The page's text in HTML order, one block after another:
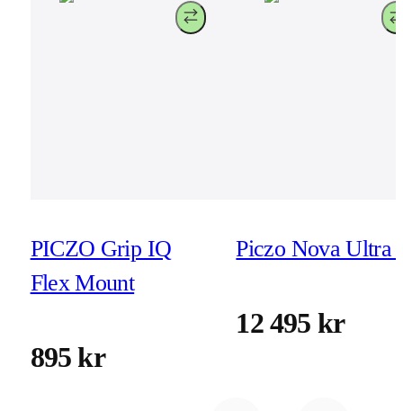
PICZO Grip IQ
Flex Mount
895 kr
Piczo Nova Ultra
12 495 kr